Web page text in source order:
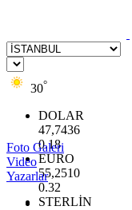
30°
DOLAR
47,7436
0.18
EURO
55,2510
0.32
STERLİN
Foto Galeri
Video
Yazarlar